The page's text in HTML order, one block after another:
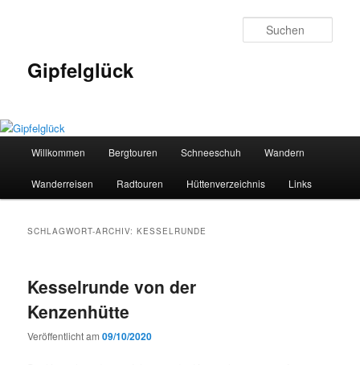
Gipfelglück
Willkommen Bergtouren Schneeschuh Wandern
Wanderreisen Radtouren Hüttenverzeichnis Links
SCHLAGWORT-ARCHIV:KESSELRUNDE
Kesselrunde von der
Kenzenhütte
Veröffentlicht am09/10/2020